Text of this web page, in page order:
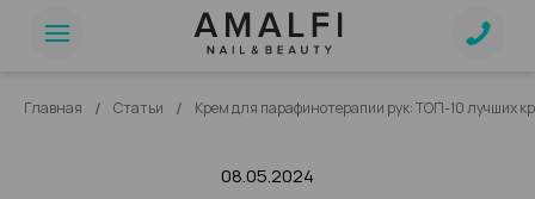
Главная / Статьи / Крем для парафинотерапии рук: ТОП-10 лучших
08.05.2024